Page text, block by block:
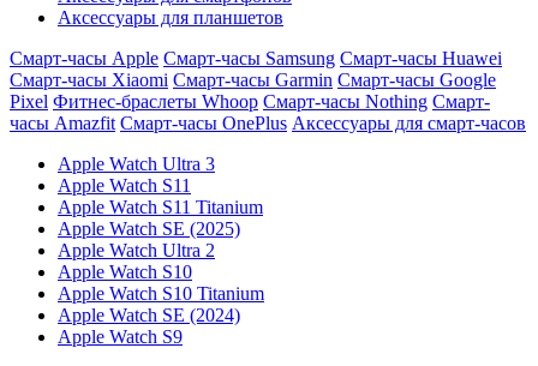
Аксессуары для планшетов
Смарт-часы Apple Смарт-часы Samsung Смарт-часы Huawei
Смарт-часы Xiaomi Смарт-часы Garmin Смарт-часы Google
Pixel Фитнес-браслеты Whoop Смарт-часы Nothing Смарт-
часы Amazfit Смарт-часы OnePlus Аксессуары для смарт-часов
Apple Watch Ultra 3
Apple Watch S11
Apple Watch S11 Titanium
Apple Watch SE (2025)
Apple Watch Ultra 2
Apple Watch S10
Apple Watch S10 Titanium
Apple Watch SE (2024)
Apple Watch S9